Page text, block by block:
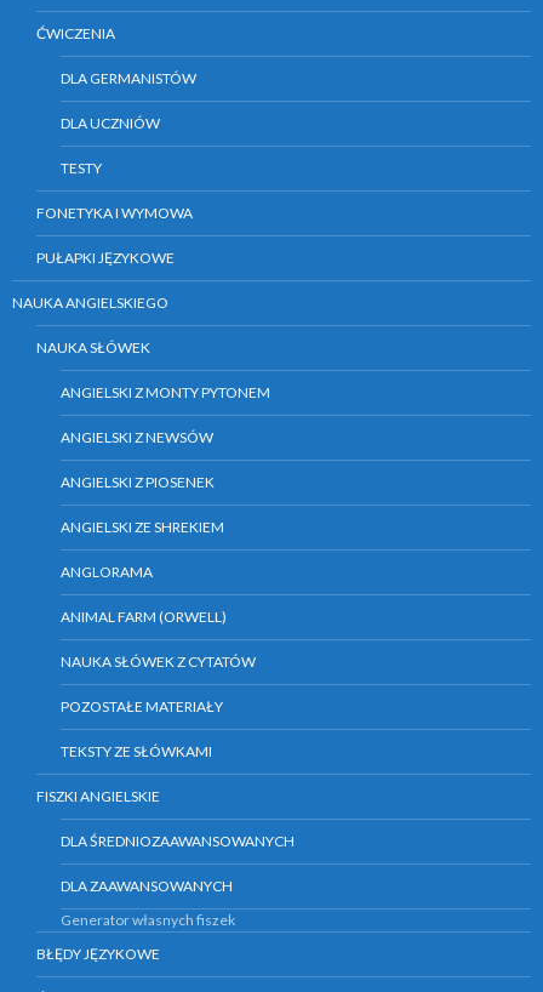
ĆWICZENIA
DLA GERMANISTÓW
DLA UCZNIÓW
TESTY
FONETYKA I WYMOWA
PUŁAPKI JĘZYKOWE
NAUKA ANGIELSKIEGO
NAUKA SŁÓWEK
ANGIELSKI Z MONTY PYTONEM
ANGIELSKI Z NEWSÓW
ANGIELSKI Z PIOSENEK
ANGIELSKI ZE SHREKIEM
ANGLORAMA
ANIMAL FARM (ORWELL)
NAUKA SŁÓWEK Z CYTATÓW
POZOSTAŁE MATERIAŁY
TEKSTY ZE SŁÓWKAMI
FISZKI ANGIELSKIE
DLA ŚREDNIOZAAWANSOWANYCH
DLA ZAAWANSOWANYCH
Generator własnych fiszek
BŁĘDY JĘZYKOWE